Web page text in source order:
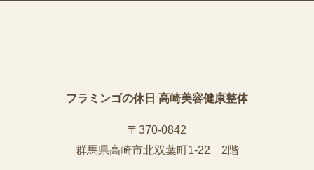
フラミンゴの休日 高崎美容健康整体
〒370-0842
群馬県高崎市北双葉町1-22 2階